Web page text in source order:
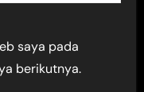
saya pada
berikutnya.